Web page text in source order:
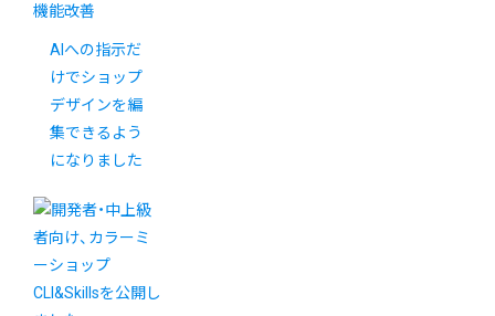
機能改善
AIへの指示だ
けでショップ
デザインを編
集できるよう
になりました